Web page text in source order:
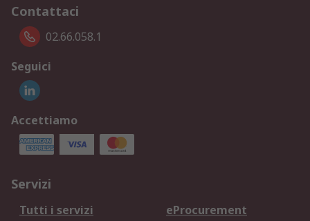
Contattaci
02.66.058.1
Seguici
Accettiamo
Servizi
Tutti i servizi
eProcurement